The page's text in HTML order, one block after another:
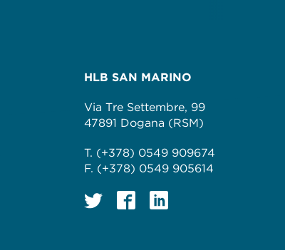
HLB SAN MARINO
Via Tre Settembre, 99
47891 Dogana (RSM)
T. (+378) 0549 909674
F. (+378) 0549 905614